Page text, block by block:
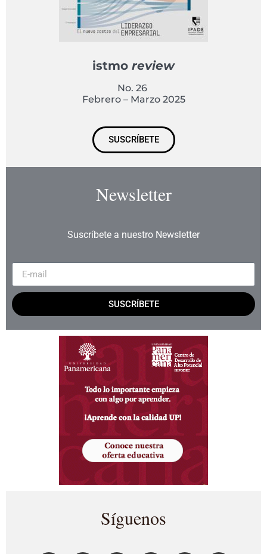
istmo review
No. 26
Febrero – Marzo 2025
SUSCRÍBETE
Newsletter
Suscríbete a nuestro Newsletter
SUSCRÍBETE
Síguenos